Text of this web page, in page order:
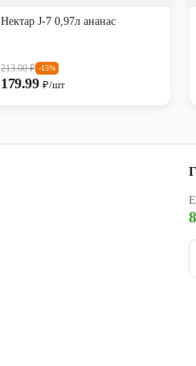
Нектар J-7 0,97л ананас
213.00₽ -15%
179.99₽/шт